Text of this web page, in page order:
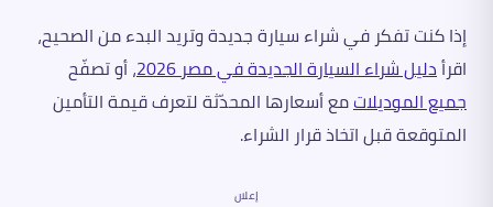
إذا كنت تفكر في شراء سيارة جديدة وتريد البدء من الصحيح،
اقرأدليل شراء السيارة الجديدة في مصر 2026
، أو تصفّح
جميع الموديلاتمع أسعارها المحدّثة لتعرف قيمة التأمين
المتوقعة قبل اتخاذ قرار الشراء.
إعلان